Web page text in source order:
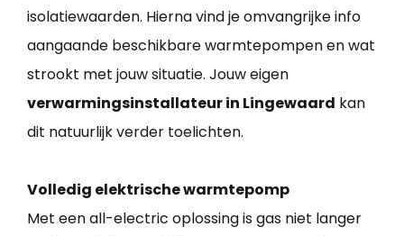
isolatiewaarden. Hierna vind je omvangrijke info
aangaande beschikbare warmtepompen en wat
strookt met jouw situatie. Jouw eigen
verwarmingsinstallateur in Lingewaard kan
dit natuurlijk verder toelichten.
Volledig elektrische warmtepomp
Met een all-electric oplossing is gas niet langer